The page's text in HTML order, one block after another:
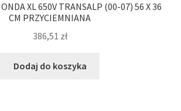
XL 650V TRANSALP (00-07) 56 X 36
CM PRZYCIEMNIANA
386,51 zł
Dodaj do koszyka